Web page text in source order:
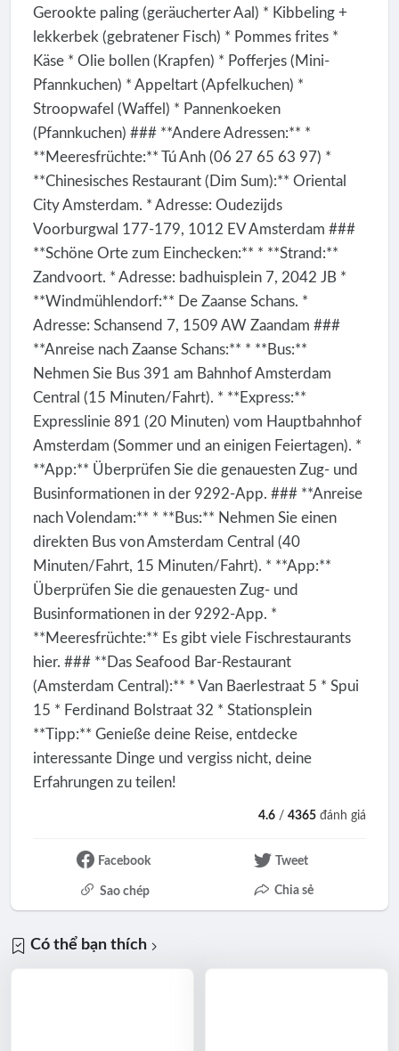
Gerookte paling (geräucherter Aal) * Kibbeling +
lekkerbek (gebratener Fisch) * Pommes frites *
Käse * Olie bollen (Krapfen) * Pofferjes (Mini-
Pfannkuchen) * Appeltart (Apfelkuchen) *
Stroopwafel (Waffel) * Pannenkoeken
(Pfannkuchen) ### **Andere Adressen:** *
**Meeresfrüchte:** Tú Anh (06 27 65 63 97) *
**Chinesisches Restaurant (Dim Sum):** Oriental
City Amsterdam. * Adresse: Oudezijds
Voorburgwal 177-179, 1012 EV Amsterdam ###
**Schöne Orte zum Einchecken:** * **Strand:**
Zandvoort. * Adresse: badhuisplein 7, 2042 JB *
**Windmühlendorf:** De Zaanse Schans. *
Adresse: Schansend 7, 1509 AW Zaandam ###
**Anreise nach Zaanse Schans:** * **Bus:**
Nehmen Sie Bus 391 am Bahnhof Amsterdam
Central (15 Minuten/Fahrt). * **Express:**
Expresslinie 891 (20 Minuten) vom Hauptbahnhof
Amsterdam (Sommer und an einigen Feiertagen). *
**App:** Überprüfen Sie die genauesten Zug- und
Businformationen in der 9292-App. ### **Anreise
nach Volendam:** * **Bus:** Nehmen Sie einen
direkten Bus von Amsterdam Central (40
Minuten/Fahrt, 15 Minuten/Fahrt). * **App:**
Überprüfen Sie die genauesten Zug- und
Businformationen in der 9292-App. *
**Meeresfrüchte:** Es gibt viele Fischrestaurants
hier. ### **Das Seafood Bar-Restaurant
(Amsterdam Central):** * Van Baerlestraat 5 * Spui
15 * Ferdinand Bolstraat 32 * Stationsplein
**Tipp:** Genieße deine Reise, entdecke
interessante Dinge und vergiss nicht, deine
Erfahrungen zu teilen!
4.6 /4365 đánh giá
Facebook Tweet
Sao chép Chia sẻ
Có thể bạn thích